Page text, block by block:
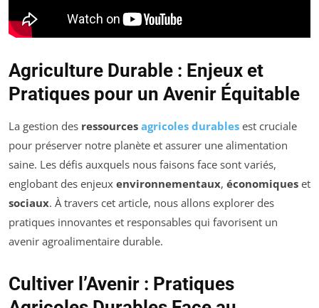
Agriculture Durable : Enjeux et
Pratiques pour un Avenir Équitable
La gestion des ressources agricoles durables est cruciale
pour préserver notre planète et assurer une alimentation
saine. Les défis auxquels nous faisons face sont variés,
englobant des enjeux environnementaux, économiques et
sociaux. À travers cet article, nous allons explorer des
pratiques innovantes et responsables qui favorisent un
avenir agroalimentaire durable.
Cultiver l’Avenir : Pratiques